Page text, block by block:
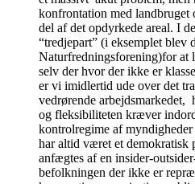
konfrontation med landbruget
del af det opdyrkede areal. I
“tredjepart” (i eksemplet blev
Naturfredningsforening)for at
selv der hvor der ikke er
er vi imidlertid ude over det
vedrørende arbejdsmarkedet,
og fleksibiliteten kræver
kontrolregime af
har altid været et demokratisk
anfægtes af en insider-
befolkningen der ikke er